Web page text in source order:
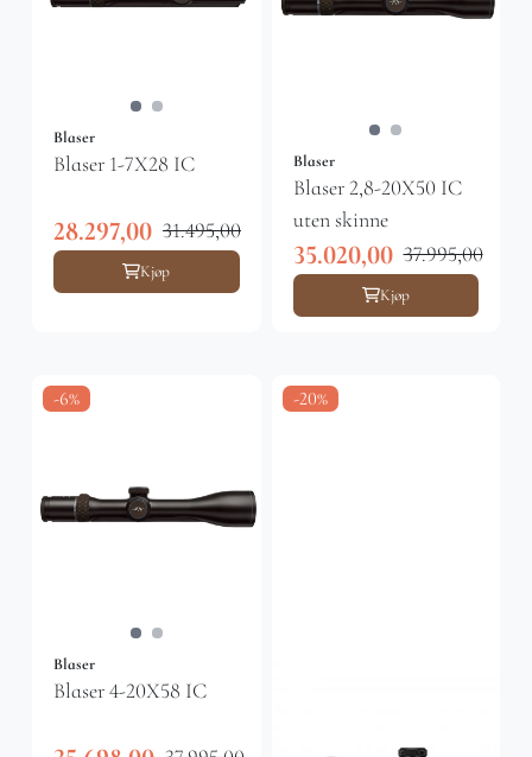
Blaser
Blaser 1-7X28 IC
28.297,00 31.495,00
Kjøp
Blaser
Blaser 2,8-20X50 IC
uten skinne
35.020,00 37.995,00
Kjøp
-6%
Blaser
Blaser 4-20X58 IC
-20%